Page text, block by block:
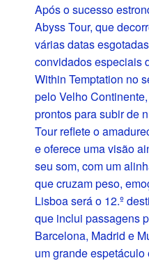
Após o sucesso
Abyss Tour, que
várias datas
convidados especiais
Within Temptation no
pelo Velho
prontos para subir de
Tour reflete o
e oferece uma visão
seu som, com um
que cruzam peso,
Lisboa será o 12.º
que inclui passagens
Barcelona, Madrid e
um grande